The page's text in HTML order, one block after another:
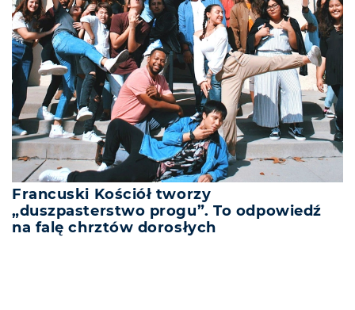
Francuski Kościół tworzy
„duszpasterstwo progu”. To odpowiedź
na falę chrztów dorosłych